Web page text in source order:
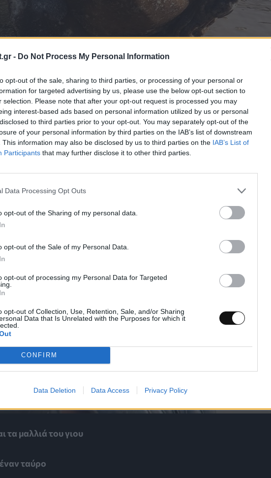
- Do Not Process My Personal Information
opt-out of the sale, sharing to third parties, or processing of your personal or
for targeted advertising by us, please use the below opt-out section to
selection. Please note that after your opt-out request is processed you may
interest-based ads based on personal information utilized by us or personal
to third parties prior to your opt-out. You may separately opt-out of the
of your personal information by third parties on the IAB’s list of downstream
This information may also be disclosed by us to third parties on the IAB’s List of
Participants that may further disclose it to other third parties.
Data Processing Opt Outs
opt-out of the Sharing of my personal data.
opt-out of the Sale of my Personal Data.
opt-out of processing my Personal Data for Targeted
opt-out of Collection, Use, Retention, Sale, and/or Sharing
Data that Is Unrelated with the Purposes for which it
CONFIRM
Data Deletion Data Access Privacy Policy
ο Αχιλλέας από τον Τρωικό πόλεμο;
τα μαλλιά του γιου
ταύρο